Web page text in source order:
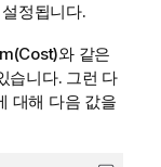
정됩니다.
와 같은
습니다. 그런 다
대해 다음 값을